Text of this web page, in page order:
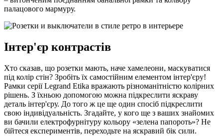
палацового мармуру.
Інтер'єр контрастів
Хто сказав, що розетки мають, наче хамелеони, маскуватися
під колір стін? Зробіть їх самостійним елементом інтер'єру!
Рамки серії Legrand Etika вражають різноманітністю колірних
рішень. З їхньою допомогою можна підкреслити яскраву
деталь інтер'єру. До того ж це ще один спосіб підкреслити
свою індивідуальність. Згадайте, у кого ще з ваших знайомих
ви бачили електрофурнітуру кольору «зелена папороть»? Не
бійтеся експериментів, переходьте на яскравий бік сили.